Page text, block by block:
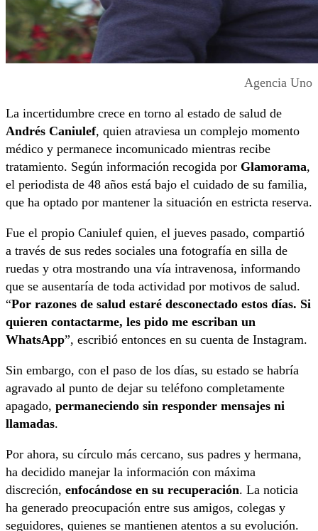
Agencia Uno
La incertidumbre crece en torno al estado de salud de
Andrés Caniulef, quien atraviesa un complejo momento
médico y permanece incomunicado mientras recibe
tratamiento. Según información recogida por Glamorama,
el periodista de 48 años está bajo el cuidado de su familia,
que ha optado por mantener la situación en estricta reserva.
Fue el propio Caniulef quien, el jueves pasado, compartió
a través de sus redes sociales una fotografía en silla de
ruedas y otra mostrando una vía intravenosa, informando
que se ausentaría de toda actividad por motivos de salud.
“Por razones de salud estaré desconectado estos días. Si
quieren contactarme, les pido me escriban un
WhatsApp”, escribió entonces en su cuenta de Instagram.
Sin embargo, con el paso de los días, su estado se habría
agravado al punto de dejar su teléfono completamente
apagado, permaneciendo sin responder mensajes ni
llamadas.
Por ahora, su círculo más cercano, sus padres y hermana,
ha decidido manejar la información con máxima
discreción, enfocándose en su recuperación. La noticia
ha generado preocupación entre sus amigos, colegas y
seguidores, quienes se mantienen atentos a su evolución.